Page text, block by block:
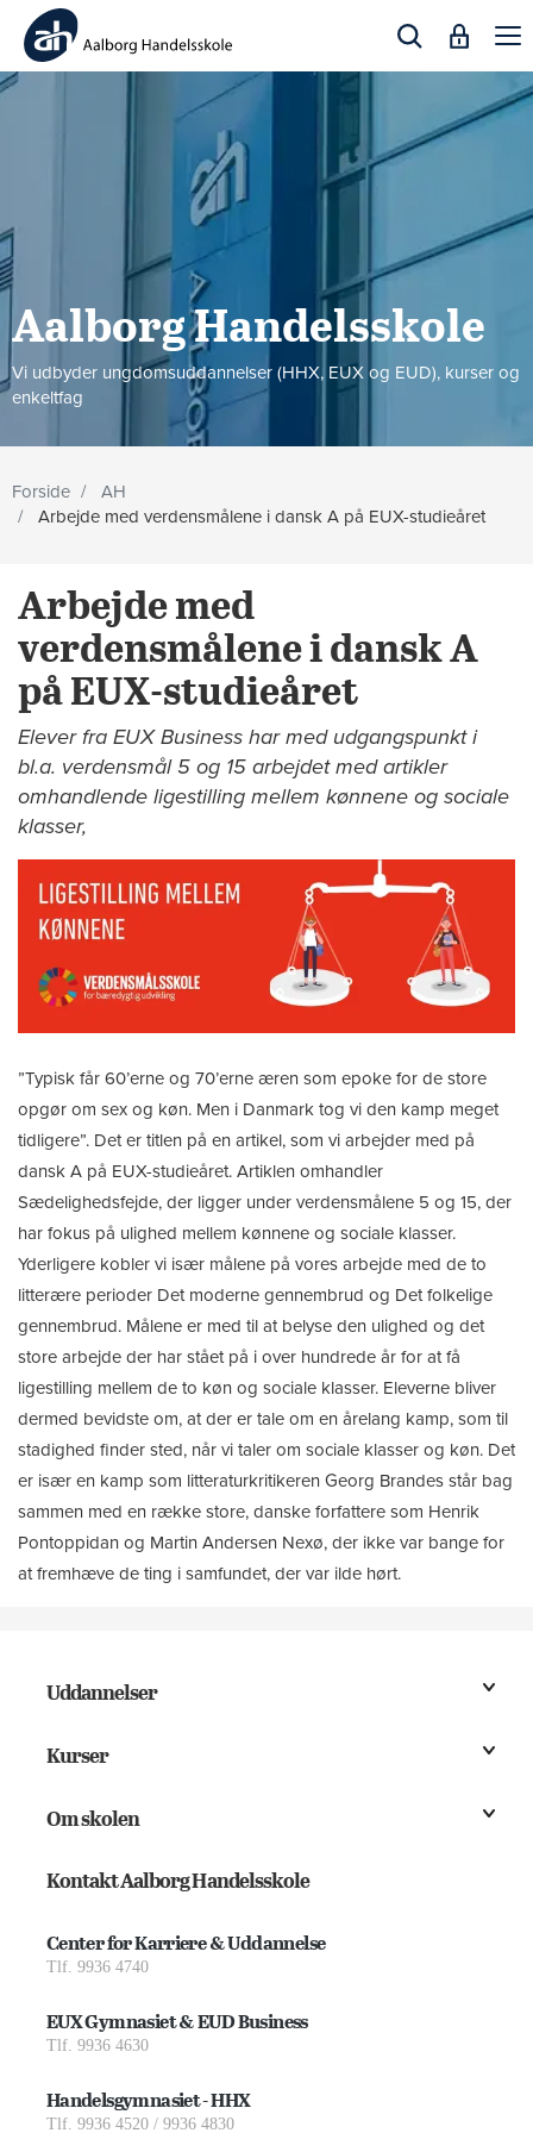
Aalborg Handels­skole
Vi udbyder ungdomsuddannelser (HHX, EUX og EUD), kurser og
enkeltfag
Forside
AH
Arbejde med verdensmålene i dansk A på EUX-studieåret
Arbejde med
verdensmålene i dansk A
på EUX-studieåret
Elever fra EUX Business har med udgangspunkt i
bl.a. verdensmål 5 og 15 arbejdet med artikler
omhandlende ligestilling mellem kønnene og sociale
klasser,
”Typisk får 60’erne og 70’erne æren som epoke for de store
opgør om sex og køn. Men i Danmark tog vi den kamp meget
tidligere”. Det er titlen på en artikel, som vi arbejder med på
dansk A på EUX-studieåret. Artiklen omhandler
Sædelighedsfejde, der ligger under verdensmålene 5 og 15, der
har fokus på ulighed mellem kønnene og sociale klasser.
Yderligere kobler vi især målene på vores arbejde med de to
litterære perioder Det moderne gennembrud og Det folkelige
gennembrud. Målene er med til at belyse den ulighed og det
store arbejde der har stået på i over hundrede år for at få
ligestilling mellem de to køn og sociale klasser. Eleverne bliver
dermed bevidste om, at der er tale om en årelang kamp, som til
stadighed finder sted, når vi taler om sociale klasser og køn. Det
er især en kamp som litteraturkritikeren Georg Brandes står bag
sammen med en række store, danske forfattere som Henrik
Pontoppidan og Martin Andersen Nexø, der ikke var bange for
at fremhæve de ting i samfundet, der var ilde hørt.
Uddannelser
Kurser
Om skolen
Kontakt Aalborg Handelsskole
Center for Karriere & Uddannelse
Tlf. 9936 4740
EUX Gymnasiet & EUD Business
Tlf. 9936 4630
Handelsgymnasiet - HHX
Tlf. 9936 4520 / 9936 4830